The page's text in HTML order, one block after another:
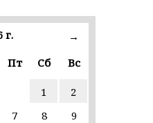
начинается
г.
→
Пт Сб Вс
1
2
7 8
9